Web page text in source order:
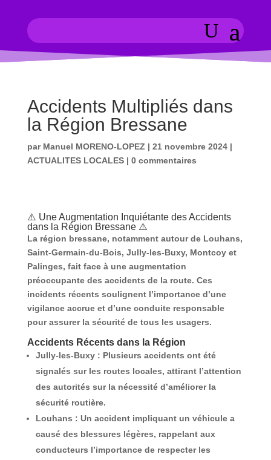
Accidents Multipliés dans
la Région Bressane
par Manuel MORENO-LOPEZ| 21 novembre 2024|
ACTUALITES LOCALES| 0 commentaires
⚠️ Une Augmentation Inquiétante des Accidents
dans la Région Bressane ⚠️
La région bressane, notamment autour de Louhans,
Saint-Germain-du-Bois, Jully-les-Buxy, Montcoy et
Palinges, fait face à une augmentation
préoccupante des accidents de la route. Ces
incidents récents soulignent l’importance d’une
vigilance accrue et d’une conduite responsable
pour assurer la sécurité de tous les usagers.
Accidents Récents dans la Région
Jully-les-Buxy: Plusieurs accidents ont été
signalés sur les routes locales, attirant l’attention
des autorités sur la nécessité d’améliorer la
sécurité routière.
Louhans : Un accident impliquant un véhicule a
causé des blessures légères, rappelant aux
conducteurs l’importance de respecter les